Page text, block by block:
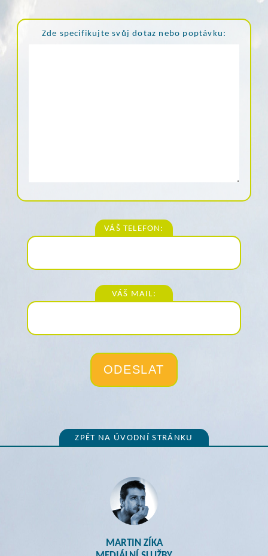
Zde specifikujte svůj dotaz nebo poptávku:
VÁŠ TELEFON:
VÁŠ MAIL:
ZPĚT NA ÚVODNÍ STRÁNKU
MARTIN ZÍKA